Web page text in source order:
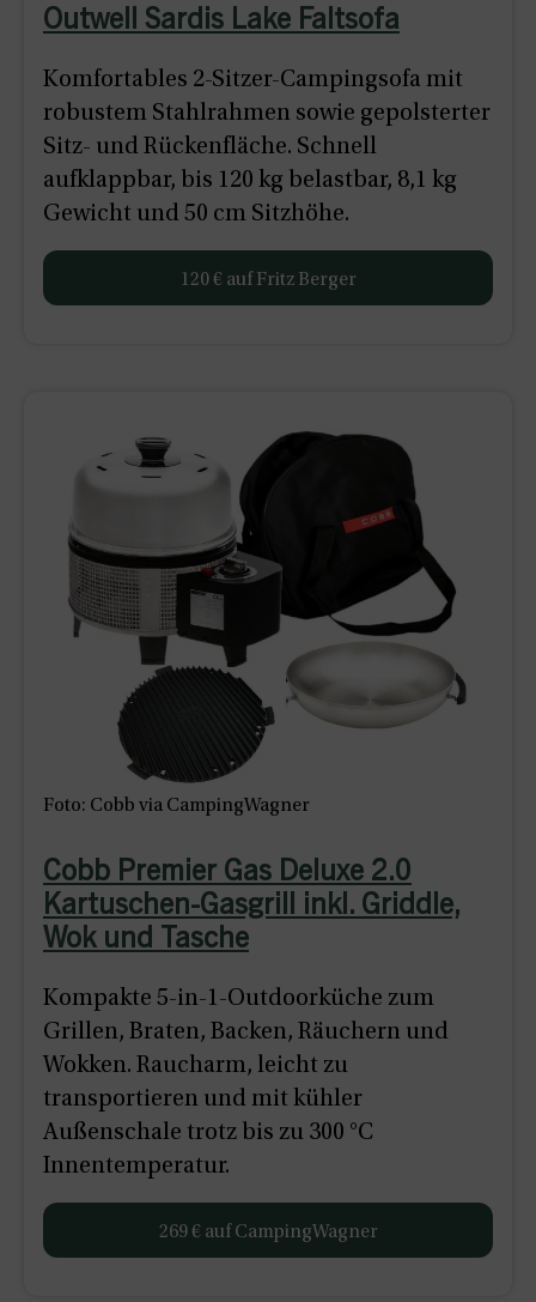
Outwell Sardis Lake Faltsofa
Komfortables 2-Sitzer-Campingsofa mit
robustem Stahlrahmen sowie gepolsterter
Sitz- und Rückenfläche. Schnell
aufklappbar, bis 120 kg belastbar, 8,1 kg
Gewicht und 50 cm Sitzhöhe.
120 € auf Fritz Berger
Foto: Cobb via CampingWagner
Cobb Premier Gas Deluxe 2.0
Kartuschen-Gasgrill inkl. Griddle,
Wok und Tasche
Kompakte 5-in-1-Outdoorküche zum
Grillen, Braten, Backen, Räuchern und
Wokken. Raucharm, leicht zu
transportieren und mit kühler
Außenschale trotz bis zu 300 °C
Innentemperatur.
269 € auf CampingWagner